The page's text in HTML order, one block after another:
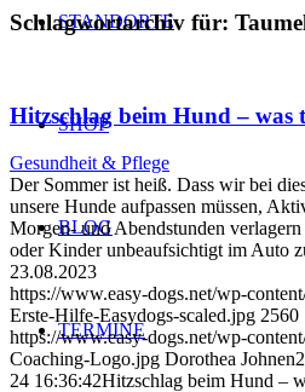
STANDORTE
SHOP
BLOG
TERMINE
Schlagwortarchiv für:
Hitzschlag beim Hund – was
Gesundheit & Pflege
Der Sommer ist heiß. Dass wir bei
unsere Hunde aufpassen müssen,
Morgen- und Abendstunden
oder Kinder unbeaufsichtigt im Auto
23.08.2023
https://www.easy-dogs.net/wp-
Erste-Hilfe-Easydogs-scaled.jpg 2560
https://www.easy-dogs.net/wp-
Coaching-Logo.jpg Dorothea Johnen
24 16:36:42Hitzschlag beim Hund –